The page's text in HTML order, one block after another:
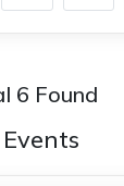
6 Found